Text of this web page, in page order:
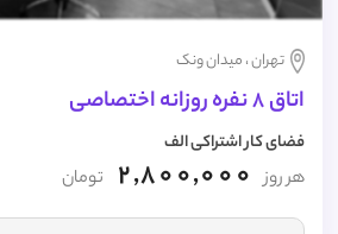
تهران ، میدان ونک
اتاق 8 نفره روزانه اختصاصی
فضای کار اشتراکی الف
هر روز 2,800,000 تومان